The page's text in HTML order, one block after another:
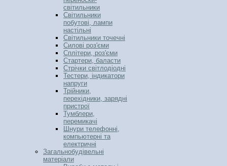
світильники
Світильники
побутові, лампи
настільні
Світильники точечні
Силові роз'єми
Сплітери, роз'єми
Стартери, баласти
Стрічки світлодіодні
Тестери, індикатори
напруги
Трійники,
перехідники, зарядні
пристрої
Тумблери,
перемикачі
Шнури телефонні,
компьютерні та
електричні
Загальнобудівельні
матеріали